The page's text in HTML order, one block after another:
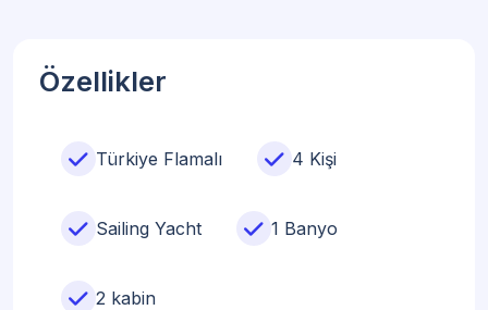
Özellikler
Türkiye Flamalı 4 Kişi
Sailing Yacht 1 Banyo
2 kabin